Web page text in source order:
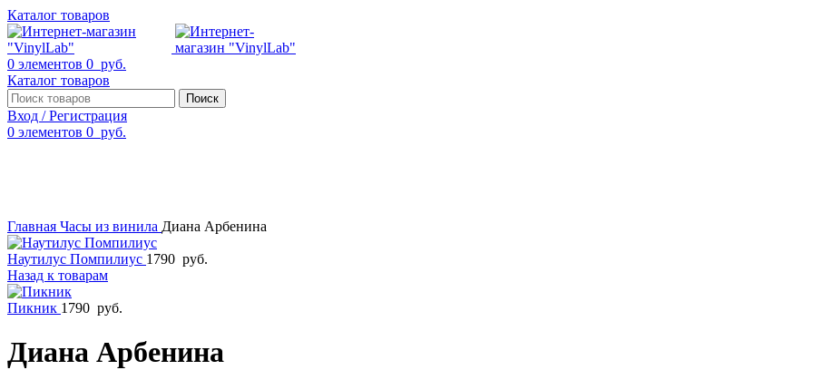
Каталог товаров
0 элементов 0 руб.
Каталог товаров
Поиск
Вход / Регистрация
0 элементов 0 руб.
Главная Часы из винила Диана Арбенина
Наутилус Помпилиус 1790 руб.
Назад к товарам
Пикник 1790 руб.
Диана Арбенина